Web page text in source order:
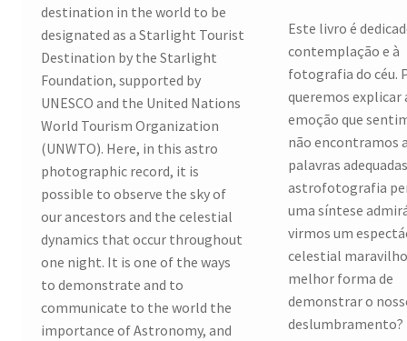
destination in the world to be
designated as a Starlight Tourist
Destination by the Starlight
Foundation, supported by
UNESCO and the United Nations
World Tourism Organization
(UNWTO). Here, in this astro
photographic record, it is
possible to observe the sky of
our ancestors and the celestial
dynamics that occur throughout
one night. It is one of the ways
to demonstrate and to
communicate to the world the
importance of Astronomy, and
Este livro é
contemplação e à
fotografia do céu.
queremos explicar
emoção que
não encontramos
palavras
astrofotografia
uma síntese
virmos um
celestial
melhor forma de
demonstrar o
deslumbramento?